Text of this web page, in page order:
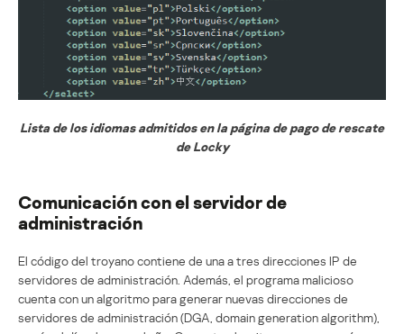
Lista de los idiomas admitidos en la página de pago de rescate
de Locky
Comunicación con el servidor de
administración
El código del troyano contiene de una a tres direcciones IP de
servidores de administración. Además, el programa malicioso
cuenta con un algoritmo para generar nuevas direcciones de
servidores de administración (DGA, domain generation algorithm),